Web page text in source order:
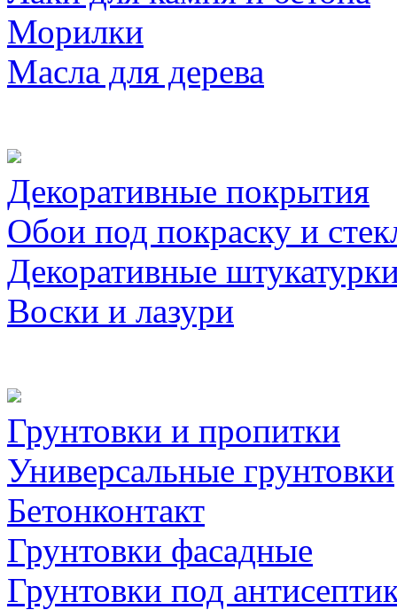
Морилки
Масла для дерева
Декоративные покрытия
Обои под покраску и
Декоративные
Воски и лазури
Грунтовки и пропитки
Универсальные грунтовки
Бетонконтакт
Грунтовки фасадные
Грунтовки под